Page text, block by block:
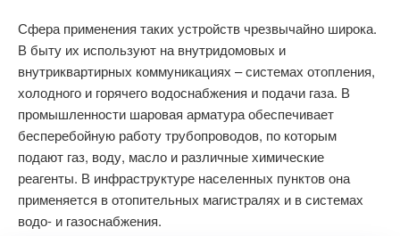
Сфера применения таких устройств чрезвычайно широка.
В быту их используют на внутридомовых и
внутриквартирных коммуникациях – системах отопления,
холодного и горячего водоснабжения и подачи газа. В
промышленности шаровая арматура обеспечивает
бесперебойную работу трубопроводов, по которым
подают газ, воду, масло и различные химические
реагенты. В инфраструктуре населенных пунктов она
применяется в отопительных магистралях и в системах
водо- и газоснабжения.